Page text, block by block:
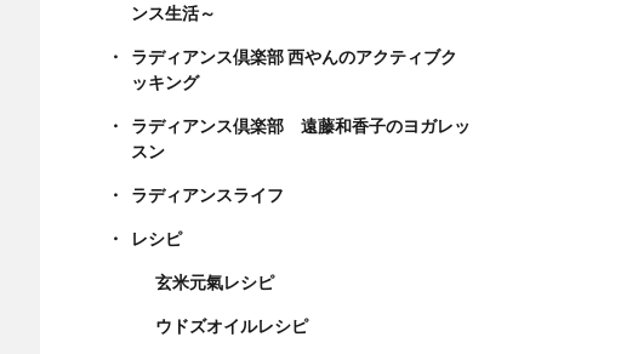
ンス生活～
ラディアンス倶楽部 西やんのアクティブク
ッキング
ラディアンス倶楽部 遠藤和香子のヨガレッ
スン
ラディアンスライフ
レシピ
玄米元氣レシピ
ウドズオイルレシピ